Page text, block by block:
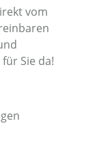
vom
Sie da!